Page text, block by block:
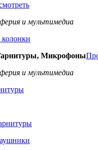
и мультимедиа
Микрофоны
и мультимедиа